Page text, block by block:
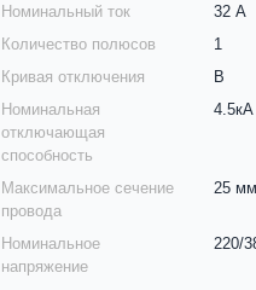
Номинальный ток
32 А
Количество полюсов
1
Кривая отключения
B
Номинальная
отключающая
способность
4.5кА
Максимальное сечение
провода
25 мм
Номинальное
напряжение
220/